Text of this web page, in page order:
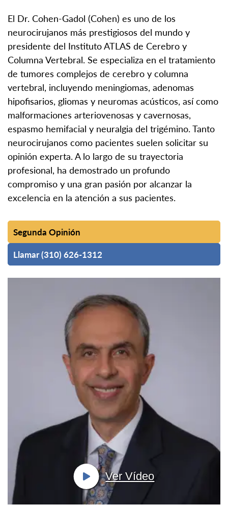
El Dr. Cohen-Gadol (Cohen) es uno de los
neurocirujanos más prestigiosos del mundo y
presidente del Instituto ATLAS de Cerebro y
Columna Vertebral. Se especializa en el tratamiento
de tumores complejos de cerebro y columna
vertebral, incluyendo meningiomas, adenomas
hipofisarios, gliomas y neuromas acústicos, así como
malformaciones arteriovenosas y cavernosas,
espasmo hemifacial y neuralgia del trigémino. Tanto
neurocirujanos como pacientes suelen solicitar su
opinión experta. A lo largo de su trayectoria
profesional, ha demostrado un profundo
compromiso y una gran pasión por alcanzar la
excelencia en la atención a sus pacientes.
Segunda Opinión
Llamar (310) 626-1312
Ver Vídeo